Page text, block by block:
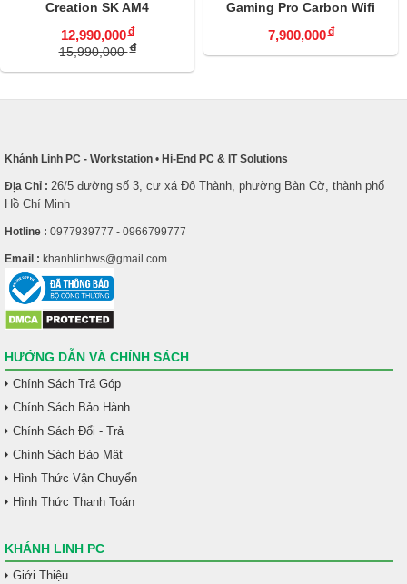
Creation SK AM4
12,990,000đ
15,990,000đ
Gaming Pro Carbon Wifi
7,900,000đ
Khánh Linh PC - Workstation • Hi-End PC & IT Solutions
Địa Chỉ : 26/5 đường số 3, cư xá Đô Thành, phường Bàn Cờ, thành phố
Hồ Chí Minh
Hotline : 0977939777 - 0966799777
Email : khanhlinhws@gmail.com
HƯỚNG DẪN VÀ CHÍNH SÁCH
Chính Sách Trả Góp
Chính Sách Bảo Hành
Chính Sách Đổi - Trả
Chính Sách Bảo Mật
Hình Thức Vận Chuyển
Hình Thức Thanh Toán
KHÁNH LINH PC
Giới Thiệu